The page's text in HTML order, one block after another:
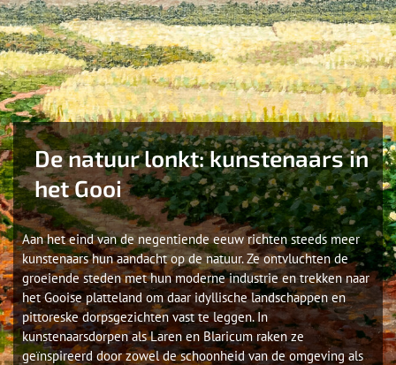
De natuur lonkt: kunstenaars in
het Gooi
Aan het eind van de negentiende eeuw richten steeds meer
kunstenaars hun aandacht op de natuur. Ze ontvluchten de
groeiende steden met hun moderne industrie en trekken naar
het Gooise platteland om daar idyllische landschappen en
pittoreske dorpsgezichten vast te leggen. In
kunstenaarsdorpen als Laren en Blaricum raken ze
geïnspireerd door zowel de schoonheid van de omgeving als